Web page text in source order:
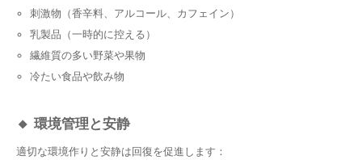
刺激物（香辛料、アルコール、カフェイン）
乳製品（一時的に控える）
繊維質の多い野菜や果物
冷たい食品や飲み物
🔸 環境管理と安静
適切な環境作りと安静は回復を促進します：